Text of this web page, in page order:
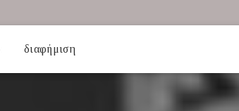
διαφήμιση